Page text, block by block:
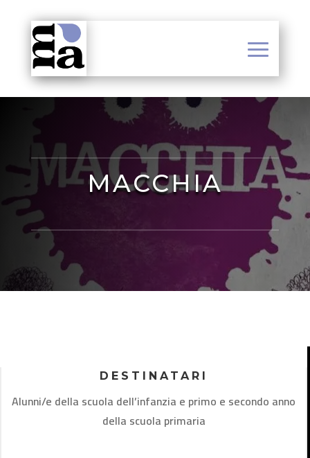
MACCHIA
DESTINATARI
Alunni/e della scuola dell’infanzia e primo e secondo anno
della scuola primaria